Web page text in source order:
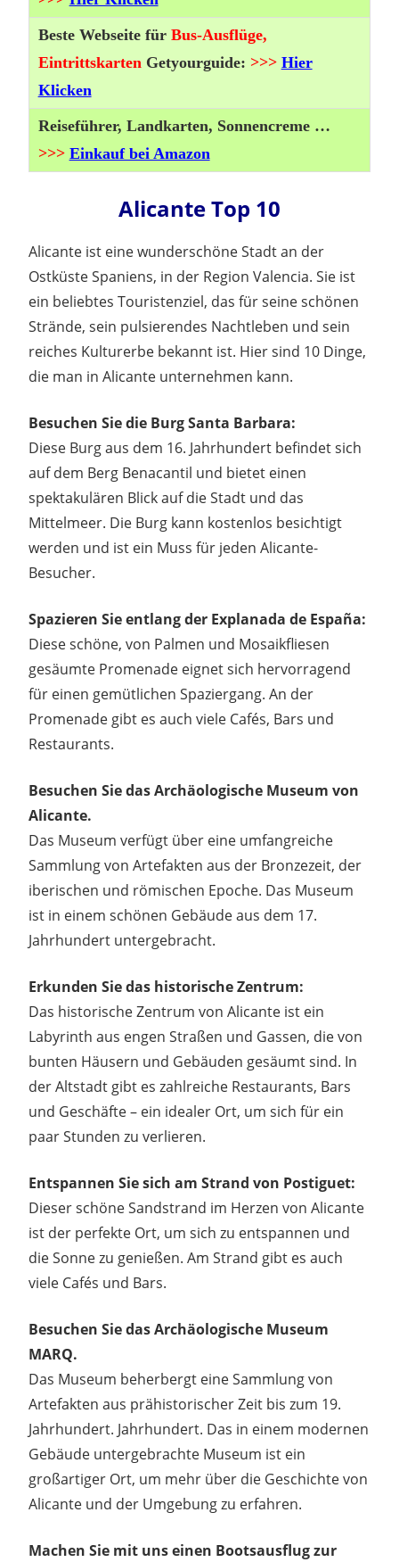
Beste Webseite für Bus-Ausflüge,
Eintrittskarten Getyourguide: >>> Hier
Klicken
Reiseführer, Landkarten, Sonnencreme …
>>> Einkauf bei Amazon
Alicante Top 10
Alicante ist eine wunderschöne Stadt an der
Ostküste Spaniens, in der Region Valencia. Sie ist
ein beliebtes Touristenziel, das für seine schönen
Strände, sein pulsierendes Nachtleben und sein
reiches Kulturerbe bekannt ist. Hier sind 10 Dinge,
die man in Alicante unternehmen kann.
Besuchen Sie die Burg Santa Barbara:
Diese Burg aus dem 16. Jahrhundert befindet sich
auf dem Berg Benacantil und bietet einen
spektakulären Blick auf die Stadt und das
Mittelmeer. Die Burg kann kostenlos besichtigt
werden und ist ein Muss für jeden Alicante-
Besucher.
Spazieren Sie entlang der Explanada de España:
Diese schöne, von Palmen und Mosaikfliesen
gesäumte Promenade eignet sich hervorragend
für einen gemütlichen Spaziergang. An der
Promenade gibt es auch viele Cafés, Bars und
Restaurants.
Besuchen Sie das Archäologische Museum von
Alicante.
Das Museum verfügt über eine umfangreiche
Sammlung von Artefakten aus der Bronzezeit, der
iberischen und römischen Epoche. Das Museum
ist in einem schönen Gebäude aus dem 17.
Jahrhundert untergebracht.
Erkunden Sie das historische Zentrum:
Das historische Zentrum von Alicante ist ein
Labyrinth aus engen Straßen und Gassen, die von
bunten Häusern und Gebäuden gesäumt sind. In
der Altstadt gibt es zahlreiche Restaurants, Bars
und Geschäfte – ein idealer Ort, um sich für ein
paar Stunden zu verlieren.
Entspannen Sie sich am Strand von Postiguet:
Dieser schöne Sandstrand im Herzen von Alicante
ist der perfekte Ort, um sich zu entspannen und
die Sonne zu genießen. Am Strand gibt es auch
viele Cafés und Bars.
Besuchen Sie das Archäologische Museum
MARQ.
Das Museum beherbergt eine Sammlung von
Artefakten aus prähistorischer Zeit bis zum 19.
Jahrhundert. Jahrhundert. Das in einem modernen
Gebäude untergebrachte Museum ist ein
großartiger Ort, um mehr über die Geschichte von
Alicante und der Umgebung zu erfahren.
Machen Sie mit uns einen Bootsausflug zur